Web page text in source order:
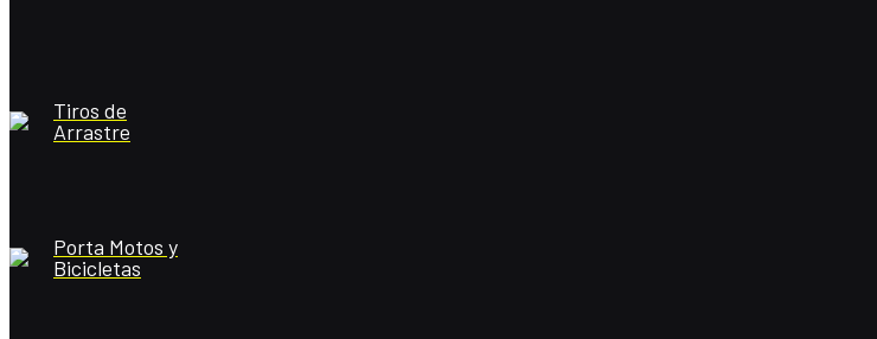
Tiros de
Arrastre
Porta Motos y
Bicicletas